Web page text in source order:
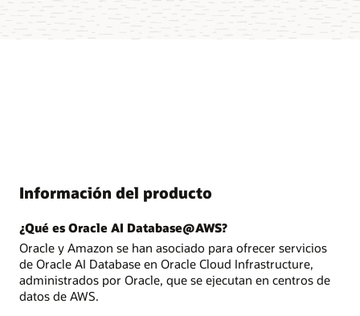
Información del producto
¿Qué es Oracle AI Database@AWS?
Oracle y Amazon se han asociado para ofrecer servicios
de Oracle AI Database en Oracle Cloud Infrastructure,
administrados por Oracle, que se ejecutan en centros de
datos de AWS.